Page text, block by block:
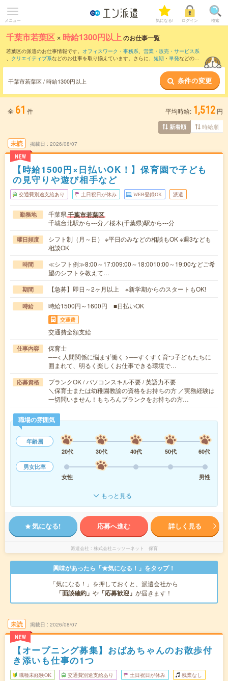
メニュー 気になる! ログイン 検索
千葉市若葉区 × 時給1300円以上のお仕事一覧
若葉区の派遣のお仕事情報です。 オフィスワーク・事務系、 営業・販売・サービス系
、 クリエイティブ系などのお仕事を取り揃えています。さらに、 短期 ・ 単発などの期
千葉市若葉区 / 時給1300円以上 条件の変更
全 61 件 平均時給: 1,512 円
新着順 時給順
未読
NEW
掲載日 2026/08/07
【時給1500円×日払いOK！】保育園で子ども
の見守りや遊び相手など
交通費別途支給あり 土日祝日が休み WEB登録OK 派遣
勤務地 千葉県千葉市若葉区
千城台北駅から---分／桜木(千葉県)駅から---分
曜日頻度
シフト制（月～日） ※平日のみなどの相談もOK ※週3なども
相談OK
時間
≪シフト例≫8:00～17:009:00～18:0010:00～19:00などご希
望のシフトを教えて…
期間 【急募】即日～2ヶ月以上 ※新学期からのスタートもOK!
時給 時給1500円～1600円 ■日払いOK
交通費
交通費全額支給
仕事内容
保育士
──< 人間関係に悩まず働く >──すくすく育つ子どもたちに
囲まれて、明るく楽しくお仕事できる環境で…
応募資格
ブランクOK / パソコンスキル不要 / 英語力不要
＼保育士または幼稚園教諭の資格をお持ちの方 ／実務経験は
一切問いません！もちろんブランクをお持ちの方…
職場の雰囲気
年齢層
20代
30代 40代 50代
60代
男女比率
女性
男性
もっと見る
気になる! 応募へ進む 詳しく見る
派遣会社 株式会社ニッソーネット 保育
興味があったら「★気になる！」をタップ！
「気になる！」を押しておくと、派遣会社から
「面談確約」 や 「応募歓迎」 が届きます！
未読
NEW
掲載日 2026/08/07
【オープニング募集】おばあちゃんのお散歩付
き添いも仕事の1つ
職種未経験OK 交通費別途支給あり 土日祝日が休み 残業なし